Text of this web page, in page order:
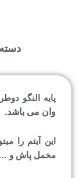
پایه النگو
وان می باشد.
این آیتم را
مخمل پاش و